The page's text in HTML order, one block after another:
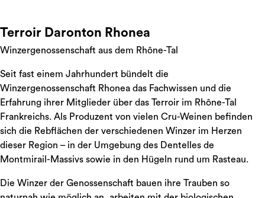
Terroir Daronton Rhonea
Winzergenossenschaft aus dem Rhône-Tal
Seit fast einem Jahrhundert bündelt die
Winzergenossenschaft Rhonea das Fachwissen und die
Erfahrung ihrer Mitglieder über das Terroir im Rhône-Tal
Frankreichs. Als Produzent von vielen Cru-Weinen befinden
sich die Rebflächen der verschiedenen Winzer im Herzen
dieser Region – in der Umgebung des Dentelles de
Montmirail-Massivs sowie in den Hügeln rund um Rasteau.
Die Winzer der Genossenschaft bauen ihre Trauben so